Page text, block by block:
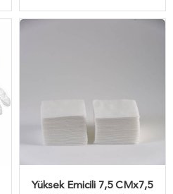
Yüksek Emicili 7,5 CMx7,5